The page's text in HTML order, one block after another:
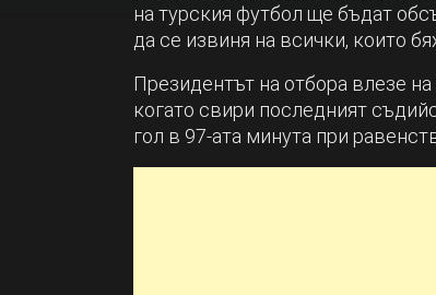
на турския футбол ще бъдат
да се извиня на всички, които
Президентът на отбора влезе
когато свири последният
гол в 97-ата минута при